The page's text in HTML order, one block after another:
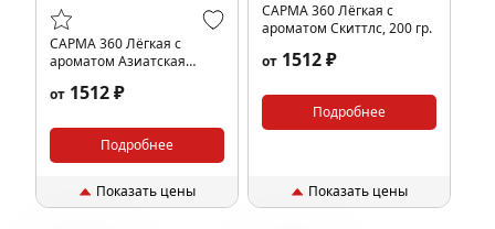
САРМА 360 Лёгкая с
ароматом Азиатская
от 1512 ₽
Подробнее
Показать цены
САРМА 360 Лёгкая с
ароматом Скиттлс, 200 гр.
от 1512 ₽
Подробнее
Показать цены